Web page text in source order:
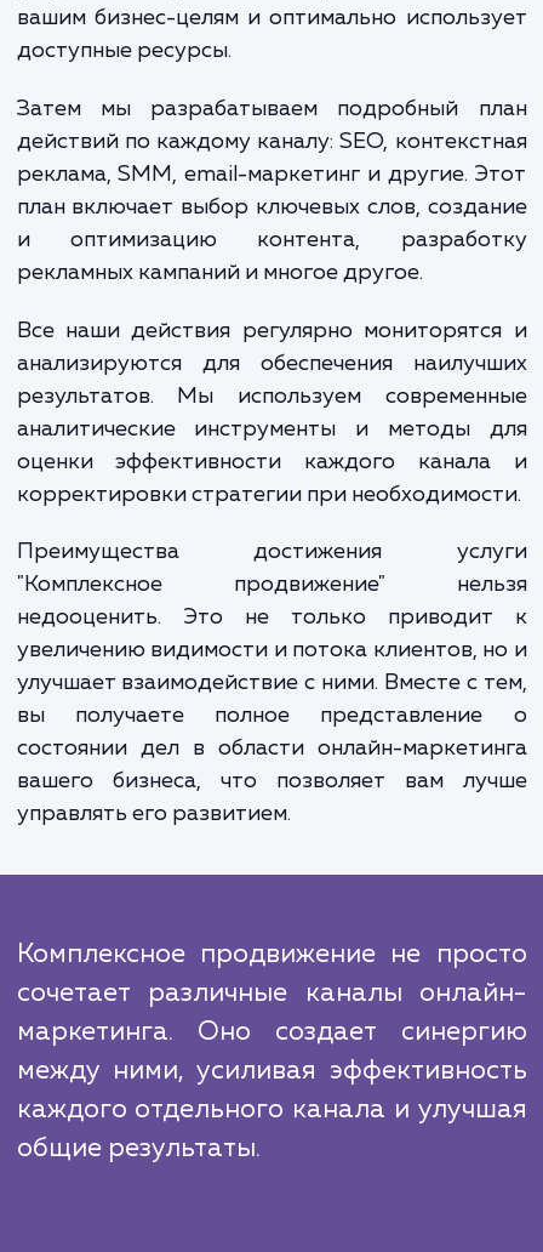
Наши работы по комплексному
начинаются с глубокого анализа
бизнеса, целевой аудитории и
среды. Этот этап критически важен
разработки стратегии, которая точно
доступные ресурсы.
Затем мы разрабатываем подробный
действий по каждому каналу: SEO,
реклама, SMM, email-маркетинг и другие.
план включает выбор ключевых слов,
и оптимизацию контента,
рекламных кампаний и многое другое.
Все наши действия регулярно
анализируются для обеспечения
результатов. Мы используем
аналитические инструменты и методы
оценки эффективности каждого
корректировки стратегии при
недооценить. Это не только
увеличению видимости и потока клиентов,
улучшает взаимодействие с ними. Вместе с
вы получаете полное
состоянии дел в области онлайн-
вашего бизнеса, что позволяет вам